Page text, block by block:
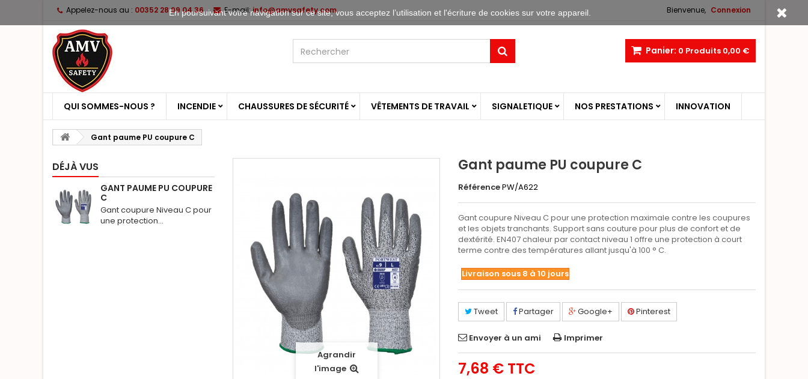
Bienvenue, Connexion
Appelez-nous au : 00352 28 99 04 36 E-mail: info@amvsafety.com
Panier: 0 Produits 0,00 €
QUI SOMMES-NOUS ? INCENDIE CHAUSSURES DE SÉCURITÉ VÊTEMENTS DE TRAVAIL SIGNALETIQUE NOS PRESTATIONS INNOVATION
Gant paume PU coupure C
DÉJÀ VUS
GANT PAUME PU COUPURE
C
Gant coupure Niveau C pour
une protection...
Agrandir
l'image
Gant paume PU coupure C
RéférencePW/A622
Gant coupure Niveau C pour une protection maximale contre les coupures
et les objets tranchants. Support sans couture pour plus de confort et de
dextérité. EN407 chaleur par contact niveau 1 offre une protection à court
terme contre des températures allant jusqu'à 100 ° C.
Livraison sous 8 à 10 jours
Tweet Partager Google+ Pinterest
Envoyer à un ami Imprimer
7,68 € TTC
En poursuivant votre navigation sur ce site, vous acceptez l’utilisation et l'écriture de cookies sur votre appareil.